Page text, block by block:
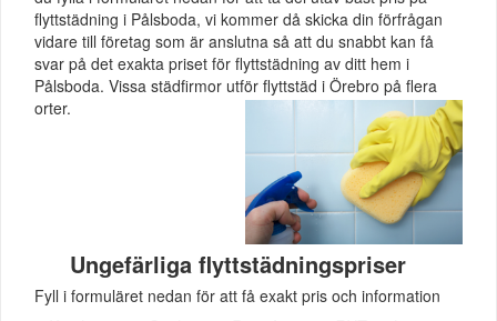
flyttstädning i Pålsboda, vi kommer då skicka din förfrågan
vidare till företag som är anslutna så att du snabbt kan få
svar på det exakta priset för flyttstädning av ditt hem i
Pålsboda. Vissa städfirmor utför flyttstäd i Örebro på flera
orter.
Ungefärliga flyttstädningspriser
Fyll i formuläret nedan för att få exakt pris och information